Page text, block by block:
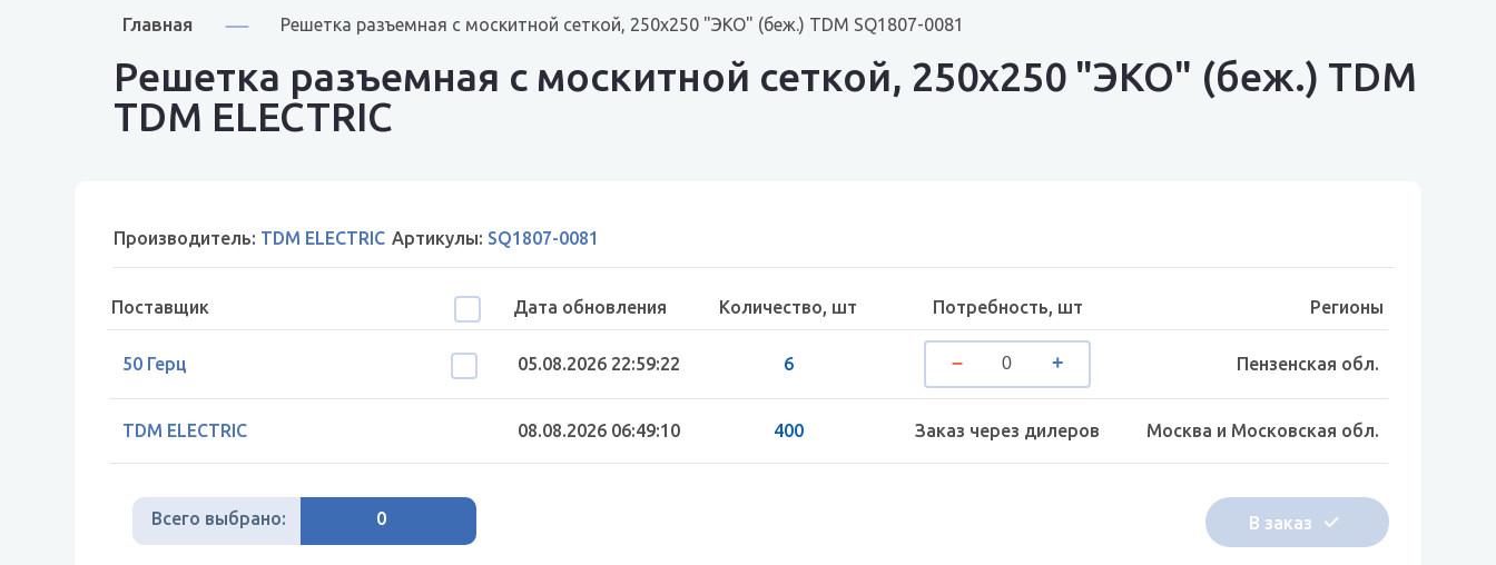
Главная Решетка разъемная с москитной сеткой, 250х250 "ЭКО" (беж.) TDM SQ1807-0081
Решетка разъемная с москитной сеткой, 250х250 "ЭКО" (беж.) TDM
TDM ELECTRIC
Производитель: TDM ELECTRIC Артикулы: SQ1807-0081
Поставщик Дата обновления Количество, шт Потребность, шт Регионы
50 Герц 05.08.2026 22:59:22 6 Пензенская обл.
TDM ELECTRIC 08.08.2026 06:49:10 400 Заказ через дилеров Москва и Московская обл.
Всего выбрано: 0